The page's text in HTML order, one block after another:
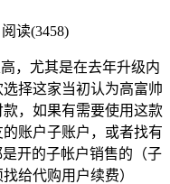
阅读(3458)
，尤其是在去年升级内
择这家当初认为高富帅
，如果有需要使用这款
账户子账户，或者找有
开的子帐户销售的（子
给代购用户续费）